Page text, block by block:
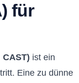
für
ist ein
Eine zu dünne